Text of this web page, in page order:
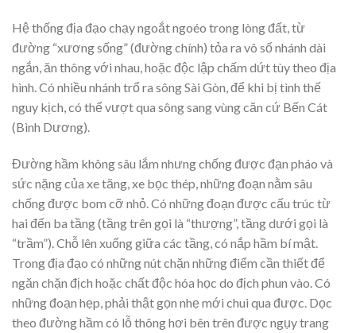
Hệ thống địa đạo chạy ngoắt ngoéo trong lòng đất, từ
đường “xương sống” (đường chính) tỏa ra vô số nhánh dài
ngắn, ăn thông với nhau, hoặc độc lập chấm dứt tùy theo địa
hình. Có nhiều nhánh trổ ra sông Sài Gòn, để khi bị tình thế
nguy kịch, có thể vượt qua sông sang vùng căn cứ Bến Cát
(Bình Dương).
Đường hầm không sâu lắm nhưng chống được đạn pháo và
sức nặng của xe tăng, xe bọc thép, những đoạn nằm sâu
chống được bom cỡ nhỏ. Có những đoạn được cấu trúc từ
hai đến ba tầng (tầng trên gọi là “thượng”, tầng dưới gọi là
“trầm”). Chỗ lên xuống giữa các tầng, có nắp hầm bí mật.
Trong địa đạo có những nút chặn những điểm cần thiết để
ngăn chặn địch hoặc chất độc hóa học do địch phun vào. Có
những đoạn hẹp, phải thật gọn nhẹ mới chui qua được. Dọc
theo đường hầm có lỗ thông hơi bên trên được ngụy trang